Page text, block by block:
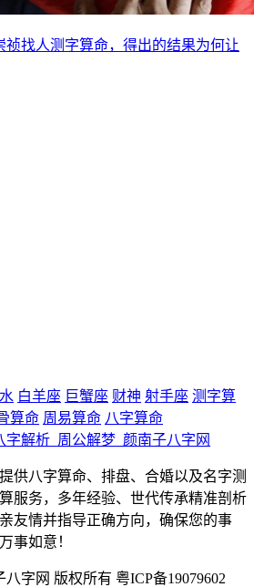
祯找人测字算命，得出的结果为何让
白羊座 巨蟹座 财神 射手座 测字算
算命 周易算命 八字算命
供八字算命、排盘、合婚以及名字测
服务，多年经验、世代传承精准剖析
友情并指导正确方向，确保您的事
事如意！
字网 版权所有 粤ICP备19079602